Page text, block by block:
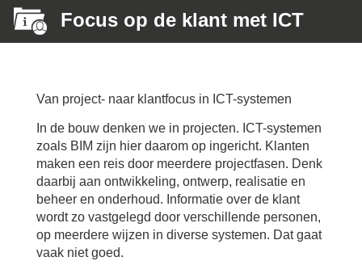
Focus op de klant met ICT
Van project- naar klantfocus in ICT-systemen
In de bouw denken we in projecten. ICT-systemen
zoals BIM zijn hier daarom op ingericht. Klanten
maken een reis door meerdere projectfasen. Denk
daarbij aan ontwikkeling, ontwerp, realisatie en
beheer en onderhoud. Informatie over de klant
wordt zo vastgelegd door verschillende personen,
op meerdere wijzen in diverse systemen. Dat gaat
vaak niet goed.